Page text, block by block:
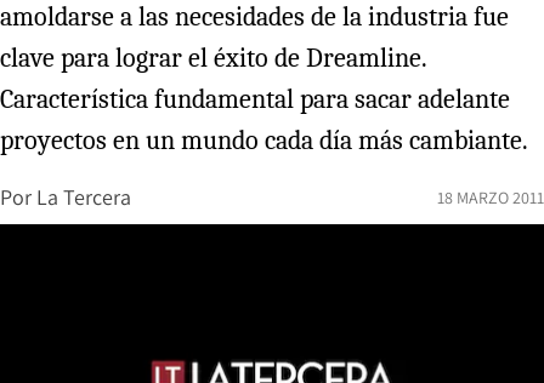
amoldarse a las necesidades de la industria fue
clave para lograr el éxito de Dreamline.
Característica fundamental para sacar adelante
proyectos en un mundo cada día más cambiante.
Por La Tercera 18 MARZO 2011